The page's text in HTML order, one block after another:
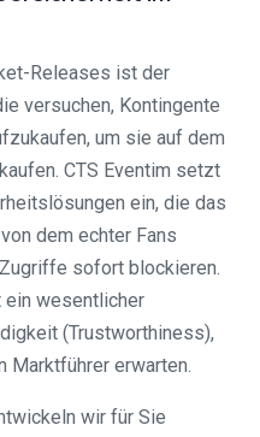
Releases ist der
versuchen, Kontingente
um sie auf dem
CTS Eventim setzt
ein, die das
dem echter Fans
sofort blockieren.
ein wesentlicher
(Trustworthiness),
Marktführer erwarten.
wir für Sie